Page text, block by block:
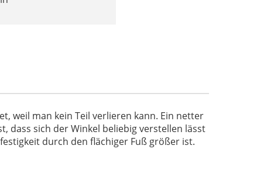
durch den flächiger Fuß größer ist.